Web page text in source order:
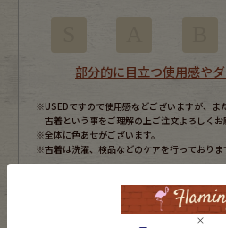
部分的に目立つ使用感や
※USEDですので使用感などございますが、ま
古着という事をご理解の上ご注文よろしくお
※全体に色あせがございます。
※古着は洗濯、検品などのケアを行っておりま